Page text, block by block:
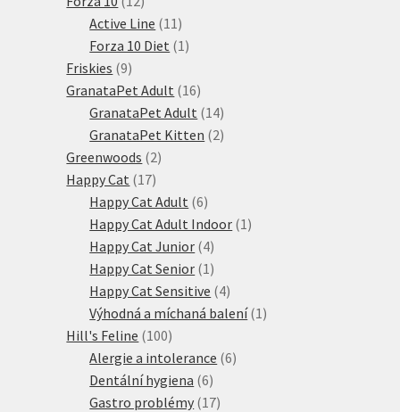
produktů
Active Line 11 11
produktů
Forza 10 Diet 1 1
Friskies 99
produktů
GranataPet Adult 1616
produktů
GranataPet Adult 1414
produktů
GranataPet Kitten 22
Greenwoods 22
Happy Cat 1717
produktů
Happy Cat Adult 66
produktů
Happy Cat Adult Indoor 1 1
Happy Cat Junior 44
produkty
Happy Cat Senior 1 1
produkt
Happy Cat Sensitive 44
produkty
Výhodná a míchaná balení 1 1
Hill's Feline 100100
produktů
Alergie a intolerance 66
Dentální hygiena 66
produktů
Gastro problémy 1717